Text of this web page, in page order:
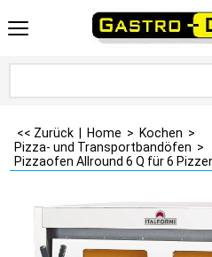
<< Zurück Home > Kochen >
Pizza- und Transportbandöfen >
Pizzaofen Allround 6 Q für 6